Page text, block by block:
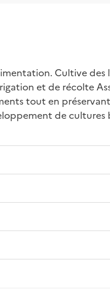
Cultive des
et de récolte
tout en
de cultures